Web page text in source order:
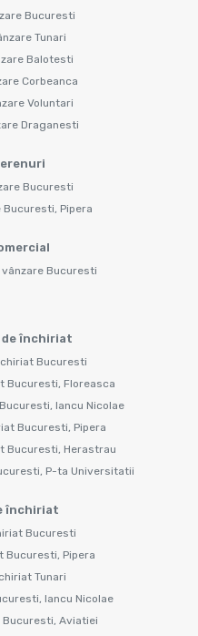
Bucuresti
Tunari
Balotesti
Corbeanca
Voluntari
Draganesti
Bucuresti
Bucuresti, Pipera
Bucuresti
închiriat
Bucuresti
Bucuresti, Floreasca
Iancu Nicolae
Bucuresti, Pipera
Bucuresti, Herastrau
P-ta Universitatii
închiriat
Bucuresti
Bucuresti, Pipera
Tunari
Iancu Nicolae
Aviatiei